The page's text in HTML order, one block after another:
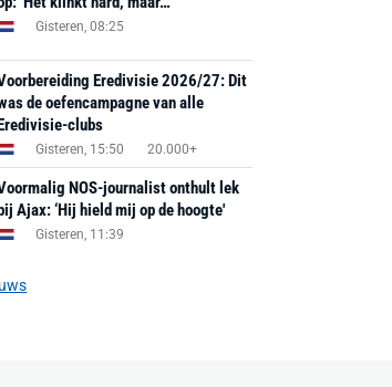
Gisteren, 08:25
Eredivisie 2026/27: Dit
de oefencampagne van alle
clubs
Gisteren, 15:50 20.000+
NOS-journalist onthult lek
bij Ajax: ‘Hij hield mij op de hoogte'
Gisteren, 11:39